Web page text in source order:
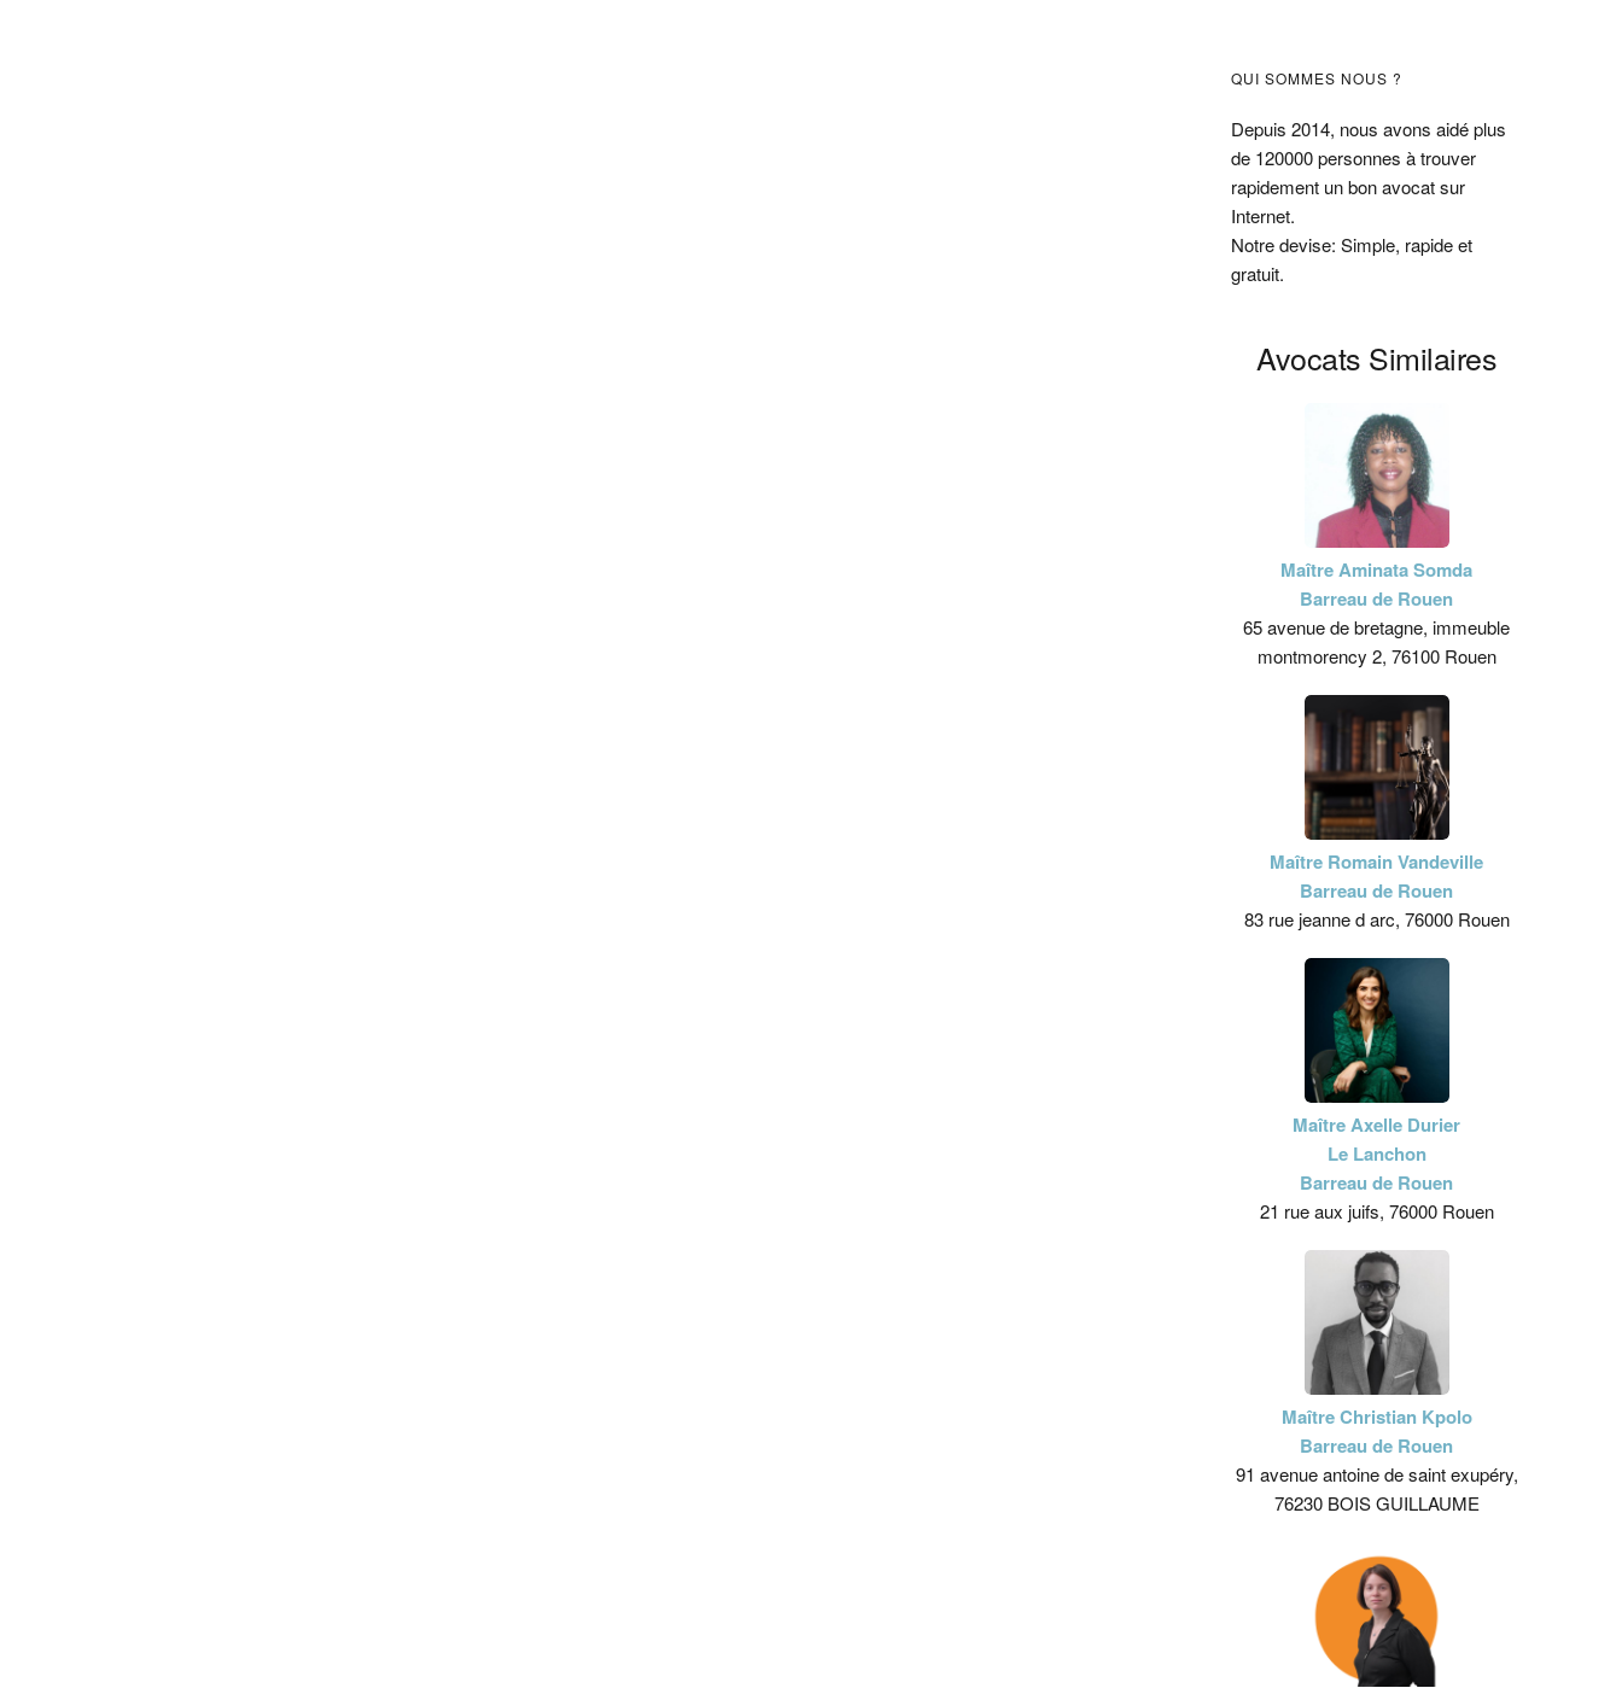
Barre
latérale
principale
QUI SOMMES NOUS ?
Depuis 2014, nous avons aidé plus
de 120000 personnes à trouver
rapidement un bon avocat sur
Internet.
Notre devise: Simple, rapide et
gratuit.
Avocats Similaires
Maître Aminata Somda
Barreau de Rouen
65 avenue de bretagne, immeuble
montmorency 2, 76100 Rouen
Maître Romain Vandeville
Barreau de Rouen
83 rue jeanne d arc, 76000 Rouen
Maître Axelle Durier
Le Lanchon
Barreau de Rouen
21 rue aux juifs, 76000 Rouen
Maître Christian Kpolo
Barreau de Rouen
91 avenue antoine de saint exupéry,
76230 BOIS GUILLAUME